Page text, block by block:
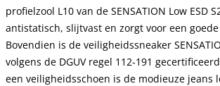
profielzool L10 van de SENSATION Low ESD
antistatisch, slijtvast en zorgt voor een
Bovendien is de veiligheidssneaker
volgens de DGUV regel 112-191
een veiligheidsschoen is de modieuze jeans